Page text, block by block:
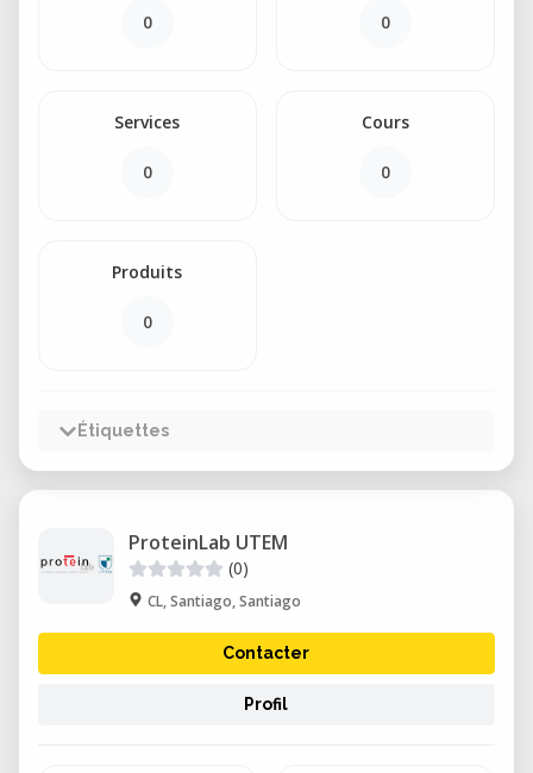
0 0
Services
0
Cours
0
Produits
0
Étiquettes
ProteinLab UTEM
(0)
CL, Santiago, Santiago
Contacter
Profil